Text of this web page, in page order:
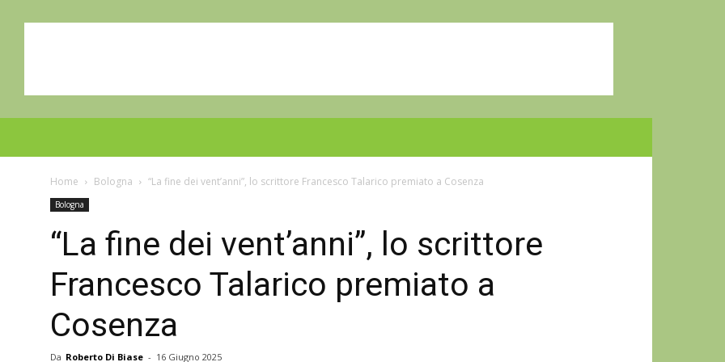
Home Bologna “La fine dei vent’anni”, lo scrittore Francesco Talarico premiato a Cosenza
Bologna
“La fine dei vent’anni”, lo scrittore
Francesco Talarico premiato a
Cosenza
Da Roberto Di Biase - 16 Giugno 2025